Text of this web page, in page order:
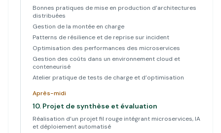
Bonnes pratiques de mise en production d’architectures
distribuées
Gestion de la montée en charge
Patterns de résilience et de reprise sur incident
Optimisation des performances des microservices
Gestion des coûts dans un environnement cloud et
conteneurisé
Atelier pratique de tests de charge et d’optimisation
Après-midi
10. Projet de synthèse et évaluation
Réalisation d’un projet fil rouge intégrant microservices, IA
et déploiement automatisé